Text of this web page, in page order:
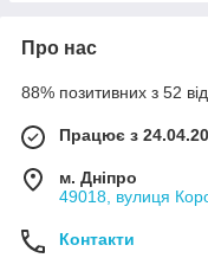
Про нас
88% позитивних з 52
Працює з
м. Дніпро
49018, вулиця
Контакти